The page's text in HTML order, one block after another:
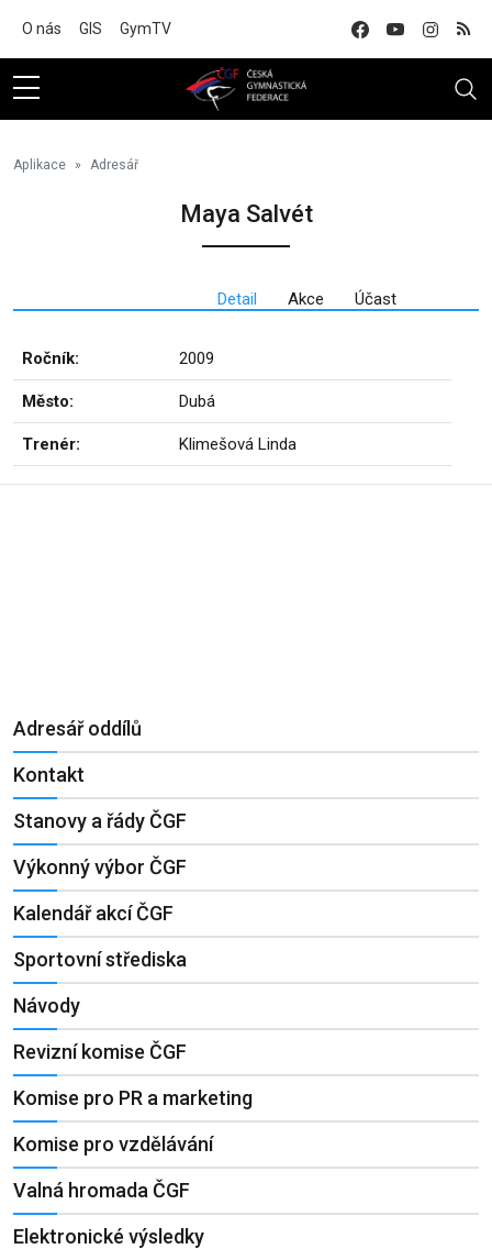
O nás GIS GymTV
Aplikace Adresář
Maya Salvét
Detail Akce Účast
Ročník: 2009
Město: Dubá
Trenér: Klimešová Linda
Adresář oddílů
Kontakt
Stanovy a řády ČGF
Výkonný výbor ČGF
Kalendář akcí ČGF
Sportovní střediska
Návody
Revizní komise ČGF
Komise pro PR a marketing
Komise pro vzdělávání
Valná hromada ČGF
Elektronické výsledky